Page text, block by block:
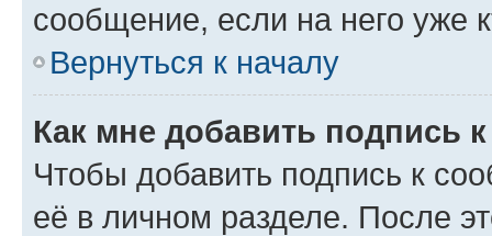
сообщение, если на него уже
Вернуться к началу
Как мне добавить подпись
Чтобы добавить подпись к
её в личном разделе. После